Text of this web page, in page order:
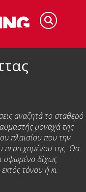
αναζητά το σταθερό
μοναχά της
πλαισίου που την
περιεχομένου της. Θα
υψωμένο δίχως
τόνου ή κι